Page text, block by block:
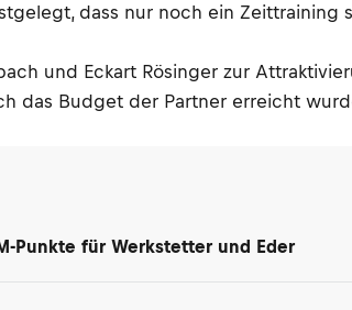
dass nur noch ein
und Eckart Rösinger zur
das Budget der Partner erreicht
Punkte für Werkstetter und Eder